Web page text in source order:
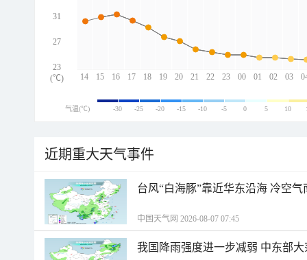
14 15 16 17 18 19 20 21 22 23 00 01 02 03
31
27
23
(℃)
气温(℃) -30 -25 -20 -15 -10 -5 0 5 10
近期重大天气事件
台风“白海豚”靠近华东沿海 冷空
中国天气网 2026-08-07 07:45
我国降雨强度进一步减弱 中东部